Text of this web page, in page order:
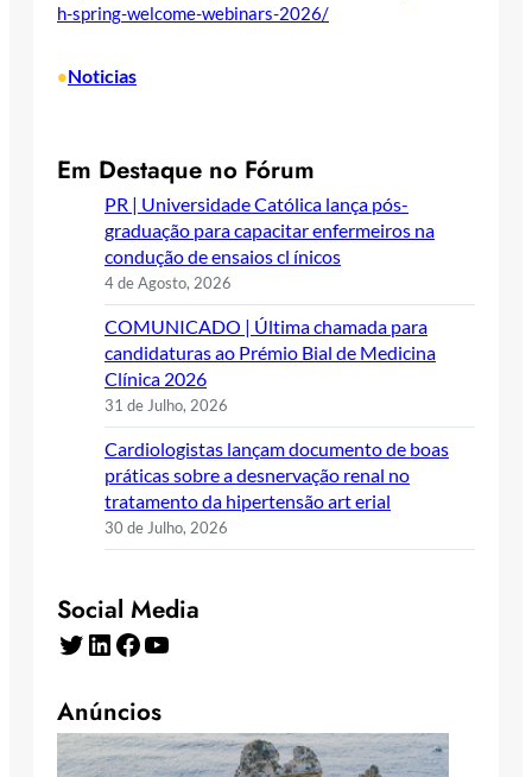
h-spring-welcome-webinars-2026/
•Noticias
Em Destaque no Fórum
PR | Universidade Católica lança pós-
graduação para capacitar enfermeiros na
condução de ensaios cl ínicos
4 de Agosto, 2026
COMUNICADO | Última chamada para
candidaturas ao Prémio Bial de Medicina
Clínica 2026
31 de Julho, 2026
Cardiologistas lançam documento de boas
práticas sobre a desnervação renal no
tratamento da hipertensão art erial
30 de Julho, 2026
Social Media
Twitter LinkedIn Facebook YouTube
Anúncios